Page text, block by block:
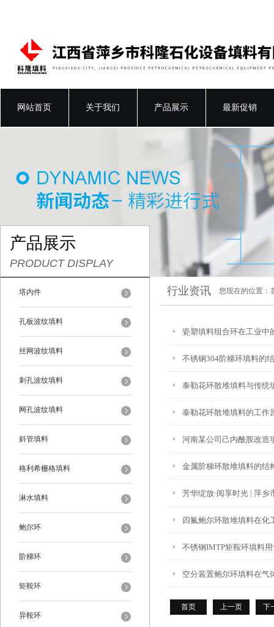
网站首页 关于我们 产品展示 最新促销
产品展示
PRODUCT DISPLAY
塔内件
孔板波纹填料
丝网波纹填料
刺孔波纹填料
网孔波纹填料
斜管填料
格利希栅格填料
淋水填料
鲍尔环
阶梯环
矩鞍环
异鞍环
行业资讯 您现在的位置：
瓷塑填料组合环在工业中
不锈钢304阶梯环填料的
泰勒花环散堆填料与传统
泰勒花环散堆填料的工作
河南某公司己内酰胺改造
金属阶梯环散堆填料的结
芳华绽放·阅享时光 | 萍
四氟鲍尔环散堆填料在化
不锈钢IMTP矩鞍环填料
空分装置鲍尔环填料在气
首页 上一页 下